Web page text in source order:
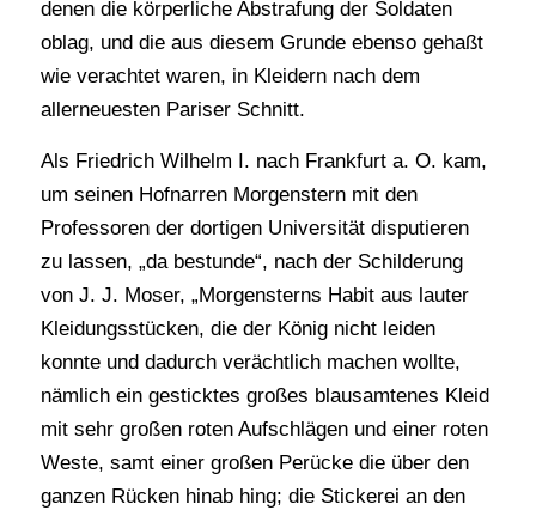
denen die körperliche Abstrafung der Soldaten
oblag, und die aus diesem Grunde ebenso gehaßt
wie verachtet waren, in Kleidern nach dem
allerneuesten Pariser Schnitt.
Als Friedrich Wilhelm I. nach Frankfurt a. O. kam,
um seinen Hofnarren Morgenstern mit den
Professoren der dortigen Universität disputieren
zu lassen, „da bestunde“, nach der Schilderung
von J. J. Moser, „Morgensterns Habit aus lauter
Kleidungsstücken, die der König nicht leiden
konnte und dadurch verächtlich machen wollte,
nämlich ein gesticktes großes blausamtenes Kleid
mit sehr großen roten Aufschlägen und einer roten
Weste, samt einer großen Perücke die über den
ganzen Rücken hinab hing; die Stickerei an den